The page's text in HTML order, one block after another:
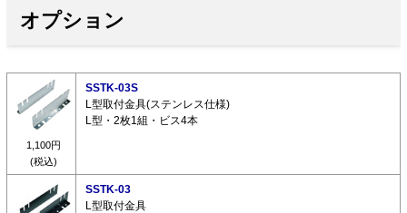
オプション
1,100円
(税込)
SSTK-03S
L型取付金具(ステンレス仕様)
L型・2枚1組・ビス4本
SSTK-03
L型取付金具